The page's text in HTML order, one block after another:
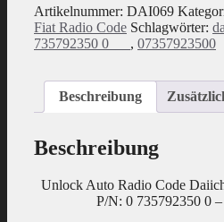
für
Daiichi
Lancia
0
-
Menge
Artikelnummer: DAI069
Fiat Radio Code Schlagwörter:
735792350 0___ , 07357923500
Beschreibung
Beschreibung
Unlock Auto Radio Code
P/N: 0 735792350 0